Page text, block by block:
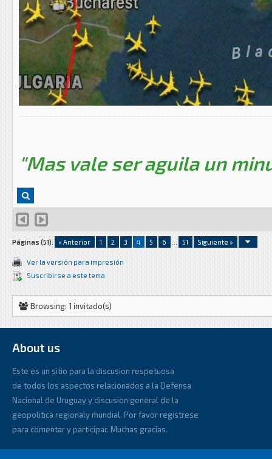
"Mas vale ser aguila un
Páginas (51): « Anterior 1 2 3 4 5 6 ... 51 Siguiente »
Ver la versión para impresión
Suscribirse a este tema
Browsing: 1 invitado(s)
About us
Este es un sitio para la discusion respetuosa
de todos los aspectos relacionados a la Defensa
Nacional de Uruguay y discusion general de la
geopolitica regionaly mundial. Por favor registrese
para comentar y participar. Muchas gracias.